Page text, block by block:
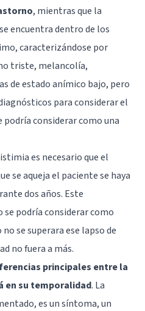
, mientras que la
encuentra dentro de los
caracterizándose por
triste, melancolía,
de estado anímico bajo, pero
para considerar el
podría considerar como una
es necesario que el
se aqueja el paciente se haya
dos años. Este
podría considerar como
se superara ese lapso de
no fuera a más.
principales entre la
en su temporalidad. La
es un síntoma, un